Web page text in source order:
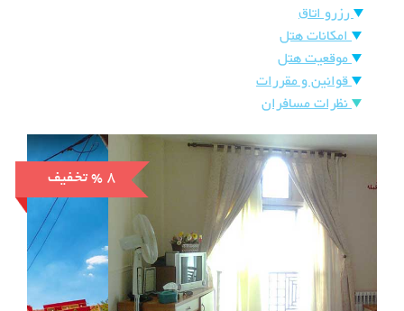
اصفهان
های
رزرو اتاق
امکانات هتل
موقعیت هتل
قوانین و مقررات
نظرات مسافران
% 8